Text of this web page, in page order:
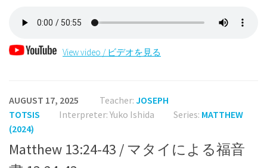
View video / ビデオを見る
AUGUST 17, 2025 Teacher: JOSEPH
TOTSIS
Interpreter: Yuko Ishida Series: MATTHEW
(2024)
Matthew 13:24-43 / マタイによる福音